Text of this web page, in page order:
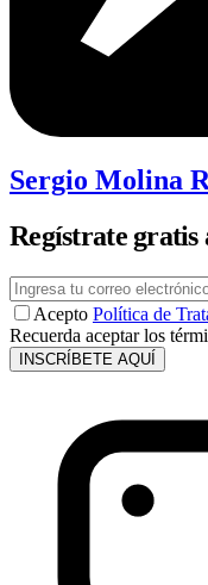
Sergio Molina
Regístrate gratis
Acepto Política de
Recuerda aceptar los
INSCRÍBETE AQUÍ